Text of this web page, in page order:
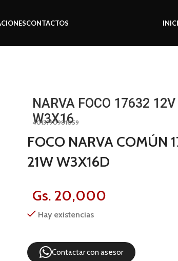
CONTACTOS
NARVA FOCO 17632
W3X16
4013790981059
FOCO NARVA COMÚN
21W W3X16D
Gs. 20,000
Hay existencias
Contactar con asesor